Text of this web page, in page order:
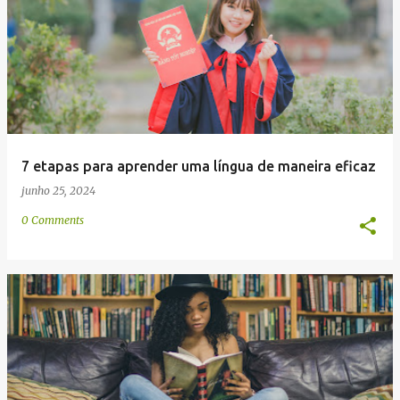
g
e
n
s
7 etapas para aprender uma língua de maneira eficaz
junho 25, 2024
0 Comments